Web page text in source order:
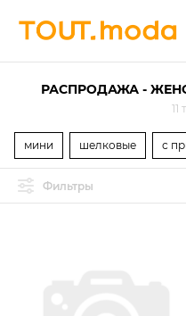
РАСПРОДАЖА -
11
мини шелковые с
Фильтры